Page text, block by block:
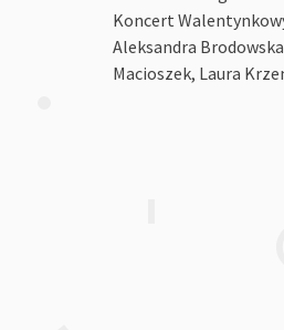
Koncert
Aleksandra
Macioszek, Laura